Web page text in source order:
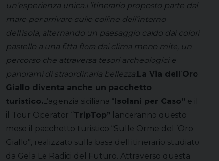
un’esperienza unica.L’itinerario proposto parte dal
mare per arrivare sulle colline dell’interno
dell’isola, alternando un paesaggio caldo dai colori
pastello a una fitta flora dal clima meno mite, un
percorso che attraversa tesori archeologici e
panorami di straordinaria bellezza. La Via dell ‘Oro
Giallo diventa anche un pacchetto
turistico.L’agenzia siciliana “Isolani per Caso” e il
il Tour Operator “TripTop” lanceranno questo
mese il pacchetto turistico “Sulle Orme dell’Oro
Giallo” , realizzato sulla base dell’itinerario studiato
da Gela Le Radici del Futuro. Attraverso questa